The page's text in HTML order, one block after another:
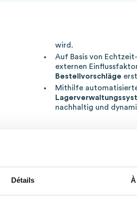
Détails
wird.
Auf Basis von
externen
Bestellvorschläge
Mithilfe
nachhaltig und
Vorteile der KI-
Der Einsatz von KI bei der
zahlreiche Vorteile:
manuelle Eingriffe